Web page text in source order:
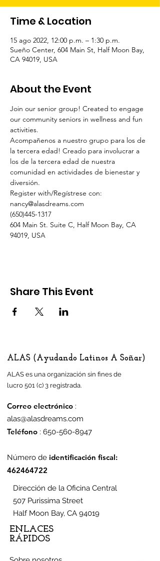
Time & Location
15 ago 2022, 12:00 p.m. – 1:30 p.m.
Sueño Center, 604 Main St, Half Moon Bay,
CA 94019, USA
About the Event
Join our senior group! Created to engage
our community seniors in wellness and fun
activities.
Acompañenos a nuestro grupo para los de
la tercera edad! Creado para involucrar a
los de la tercera edad de nuestra
comunidad en actividades de bienestar y
diversión.
Register with/Regístrese con:
nancy@alasdreams.com
(650)445-1317
604 Main St. Suite C, Half Moon Bay, CA
94019, USA
Share This Event
ALAS (Ayudando Latinos A Soñar)
ALAS es una organización sin fines de
lucro 501 (c) 3 registrada.
Correo electrónico :
alas@alasdreams.com
Teléfono : 650-560-8947
Número de identificación fiscal:
462464722
Dirección de la Oficina Central
507 Purissima Street
Half Moon Bay, CA 94019
ENLACES
RÁPIDOS